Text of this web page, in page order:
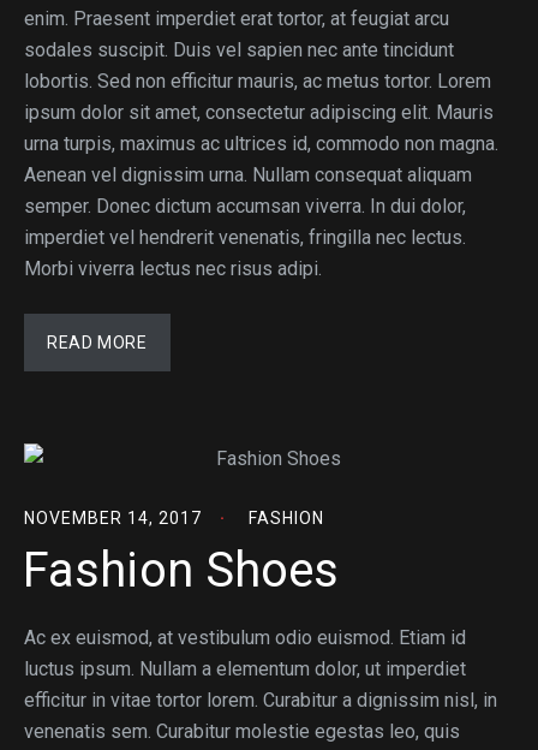
enim. Praesent imperdiet erat tortor, at feugiat arcu
sodales suscipit. Duis vel sapien nec ante tincidunt
lobortis. Sed non efficitur mauris, ac metus tortor. Lorem
ipsum dolor sit amet, consectetur adipiscing elit. Mauris
urna turpis, maximus ac ultrices id, commodo non magna.
Aenean vel dignissim urna. Nullam consequat aliquam
semper. Donec dictum accumsan viverra. In dui dolor,
imperdiet vel hendrerit venenatis, fringilla nec lectus.
Morbi viverra lectus nec risus adipi.
READ MORE
NOVEMBER 14, 2017 FASHION
Fashion Shoes
Ac ex euismod, at vestibulum odio euismod. Etiam id
luctus ipsum. Nullam a elementum dolor, ut imperdiet
efficitur in vitae tortor lorem. Curabitur a dignissim nisl, in
venenatis sem. Curabitur molestie egestas leo, quis